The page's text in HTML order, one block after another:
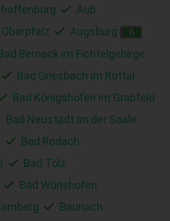
Aub
Augsburg B
Berneck im Fichtelgebirge
Bad Griesbach im Rottal
Bad Königshofen im Grabfeld
Bad Neustadt an der Saale
Bad Rodach
Bad Tölz
Bad Wörishofen
Baunach